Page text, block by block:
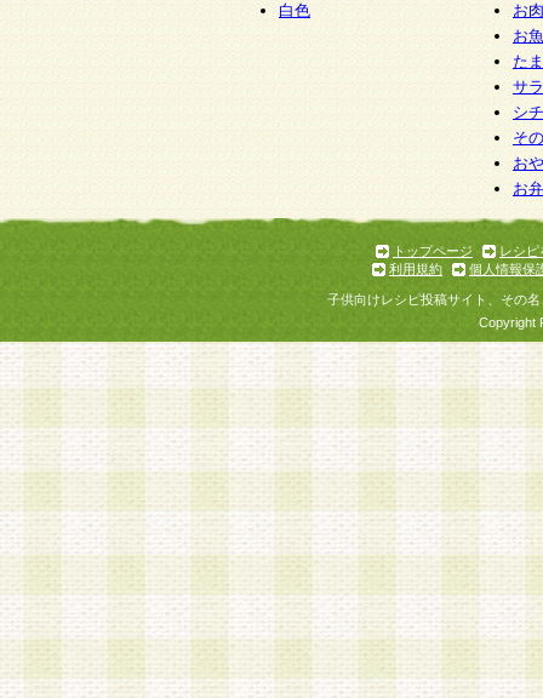
白色
お
お
た
サ
シ
そ
お
お
トップページ
レシピ
利用規約
個人情報保
子供向けレシピ投稿サイト、その
Copyright